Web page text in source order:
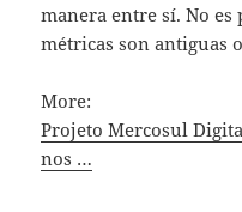
manera entre sí. No
métricas son antiguas
More:
Projeto Mercosul
nos …